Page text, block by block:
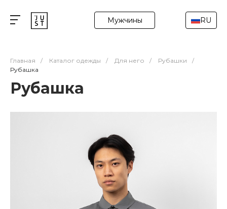
Мужчины RU
Главная / Каталог одежды / Для него / Рубашки
/
Рубашка
Рубашка